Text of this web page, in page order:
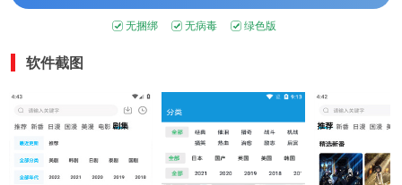
无捆绑 无病毒 绿色版
软件截图